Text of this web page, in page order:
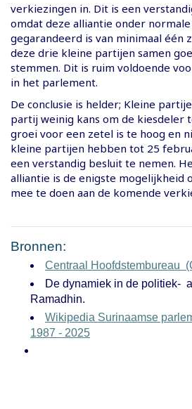
verkiezingen in. Dit is een
omdat deze alliantie onder
gegarandeerd is van minimaal één
deze drie kleine partijen samen
stemmen. Dit is ruim voldoende
in het parlement.
De conclusie is helder; Kleine
partij weinig kans om de kiesdeler
groei voor een zetel is te hoog en
kleine partijen hebben tot 25
een verstandig besluit te nemen.
alliantie is de enigste mogelijkheid
mee te doen aan de komende
Bronnen:
Centraal Hoofdstembureau
De dynamiek in de politiek-
Ramadhin.
Wikipedia Surinaamse
1987 - 2025